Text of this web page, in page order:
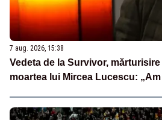
7 aug. 2026, 15:38
Vedeta de la Survivor,
moartea lui Mircea Lucescu: